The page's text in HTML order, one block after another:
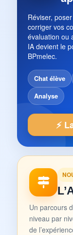
Réviser,
corriger vos
évaluation ou
IA devient le
BPmelec.
Chat élève
Analyse
⚡
Un parcours
niveau par
de